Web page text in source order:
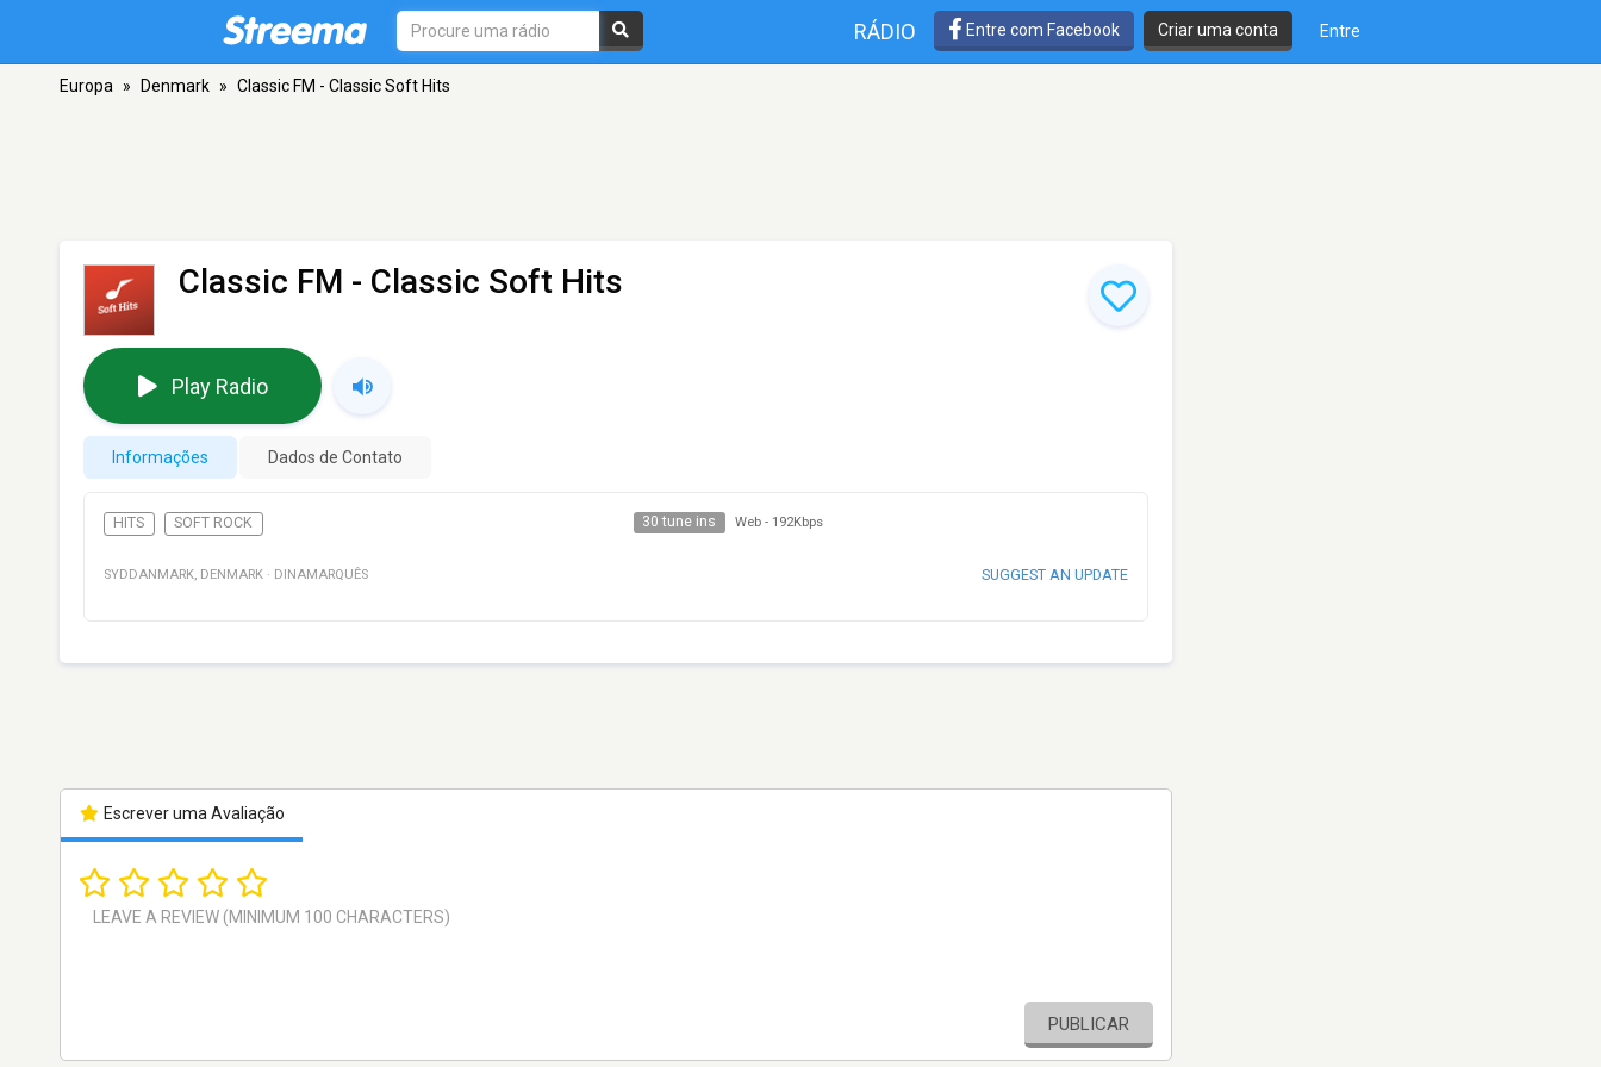
RÁDIO Entre com Facebook Criar uma conta Entre
Europa » Denmark » Classic FM - Classic Soft Hits
Classic FM - Classic Soft Hits
Play Radio
Informações Dados de Contato
HITS SOFT ROCK 30 tune ins Web - 192Kbps
SYDDANMARK, DENMARK · DINAMARQUÊS SUGGEST AN UPDATE
Escrever uma Avaliação
PUBLICAR